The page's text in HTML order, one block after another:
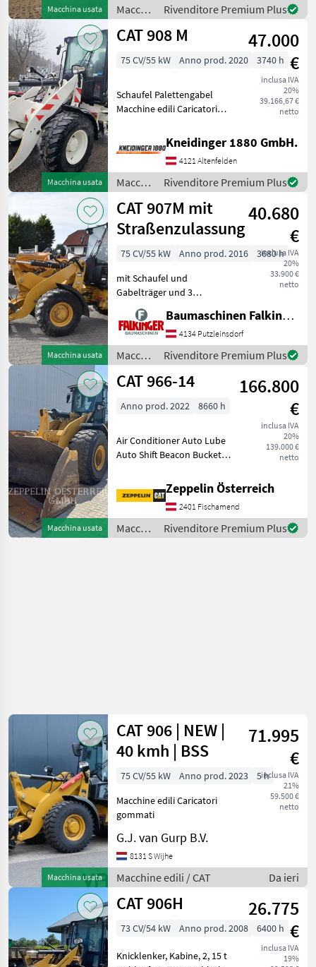
Macchina usata
gepflegter Zustand,
deutsche Straßenzulassung
Mac
Macchine
edili /
CAT
Rivenditore Premium Plus
Macchina usata
CAT 908 M
47.000
€
inclusa IVA
20%
39.166,67 €
netto
75 CV/55 kW Anno prod. 2020 3740 h
Schaufel Palettengabel
Macchine edili Caricatori
Kneidinger 1880 GmbH.
4121 Altenfelden
Macchine
edili /
CAT
Rivenditore Premium Plus
Macchina usata
CAT 907M mit
Straßenzulassung
40.680
€
inclusa IVA
20%
33.900 €
netto
75 CV/55 kW Anno prod. 2016
3680 h
mit Schaufel und
Gabelträger und 3
hydraulischen Steuerkreis!!
Betriebsgewicht: 5750kg
Reifen 50% Der CAT 907M
ist in einem guten
Zustand!! BAUMASCHINEN
FALKINGE
Baumaschinen Falkinger
4134 Putzleinsdorf
Macchine
edili /
CAT
Rivenditore Premium Plus
Macchina usata
CAT 966-14
166.800
€
inclusa IVA
20%
139.000 €
netto
Anno prod. 2022 8660 h
Air Conditioner Auto Lube
Auto Shift Beacon Bucket
Online Owner's Manual
Product Link Ride Control
Emissions Level - EU - EU
STAGE V Regul
Zeppelin Österreich
2401 Fischamend
Macchine
edili /
Rivenditore Premium Plus
Macchina usata
CAT 906 | NEW |
40 kmh | BSS
71.995
€
inclusa IVA
21%
59.500 €
netto
75 CV/55 kW Anno prod. 2023
5 h
Macchine edili Caricatori
gommati
G.J. van Gurp B.V.
8131 S Wijhe
Macchine edili / CAT Da ieri
CAT 906H
26.775
€
inclusa IVA
19%
73 CV/54 kW Anno prod. 2008 6400 h
Knicklenker, Kabine, 2, 15 t